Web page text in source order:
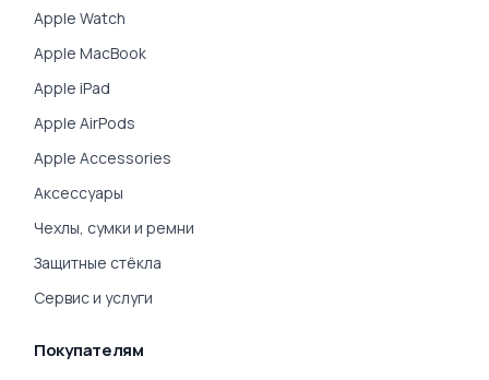
Apple Watch
Apple MacBook
Apple iPad
Apple AirPods
Apple Accessories
Аксессуары
Чехлы, сумки и ремни
Защитные стёкла
Сервис и услуги
Покупателям